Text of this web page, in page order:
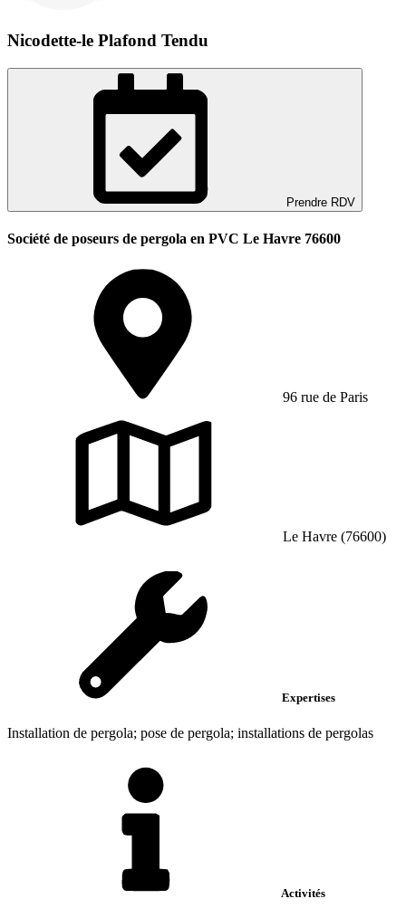
Nicodette-le Plafond Tendu
Prendre RDV
Société de poseurs de pergola en PVC Le Havre 76600
96 rue de Paris
Le Havre (76600)
Expertises
Installation de pergola; pose de pergola; installations de pergolas
Activités